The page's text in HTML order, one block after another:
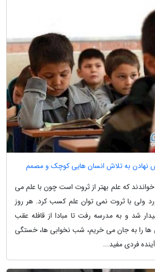
نهادن به تلاش انسان هایی کوچک و مصمم
که علم بهتر از ثروت است چون با علم می
ولی با ثروت نمی توان علم کسب کرد. هر روز
شد و به مدرسه رفت تا مبادا از قافله عقب
را به جان می خریم، شب نخوابی ها، خستگی
فردی مفید...